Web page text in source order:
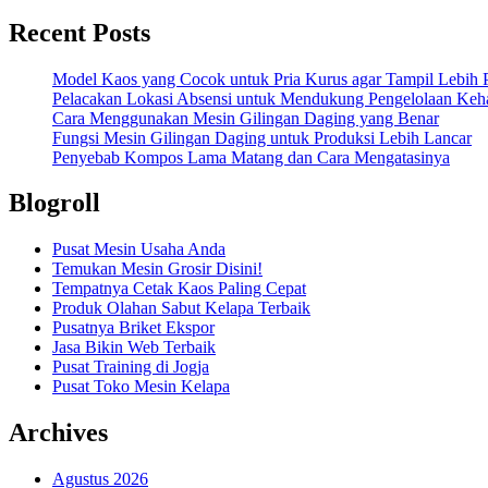
Recent Posts
Model Kaos yang Cocok untuk Pria Kurus agar Tampil Lebih
Pelacakan Lokasi Absensi untuk Mendukung Pengelolaan
Cara Menggunakan Mesin Gilingan Daging yang Benar
Fungsi Mesin Gilingan Daging untuk Produksi Lebih Lancar
Penyebab Kompos Lama Matang dan Cara Mengatasinya
Blogroll
Pusat Mesin Usaha Anda
Temukan Mesin Grosir Disini!
Tempatnya Cetak Kaos Paling Cepat
Produk Olahan Sabut Kelapa Terbaik
Pusatnya Briket Ekspor
Jasa Bikin Web Terbaik
Pusat Training di Jogja
Pusat Toko Mesin Kelapa
Archives
Agustus 2026